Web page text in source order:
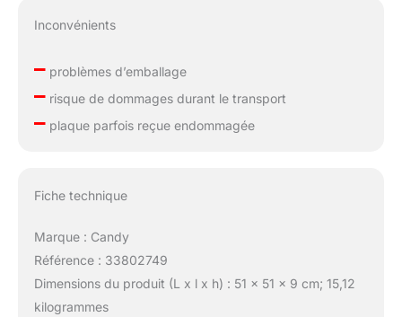
Inconvénients
–problèmes d’emballage
–risque de dommages durant le transport
–plaque parfois reçue endommagée
Fiche technique
Marque : Candy
Référence : 33802749
Dimensions du produit (L x l x h) : 51 x 51 x 9 cm; 15,12
kilogrammes